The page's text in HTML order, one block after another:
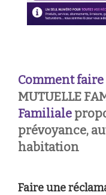
Comment
MUTUELLE
Familiale
prévoyance,
habitation
Faire une